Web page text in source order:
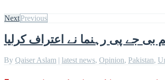
NextPrevious
By Qaiser Aslam | latest news, Opinion, Pakistan,